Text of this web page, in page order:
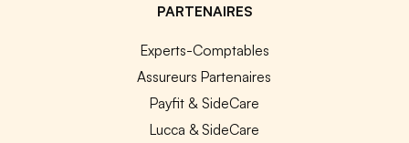
PARTENAIRES
Experts-Comptables
Assureurs Partenaires
Payfit & SideCare
Lucca & SideCare